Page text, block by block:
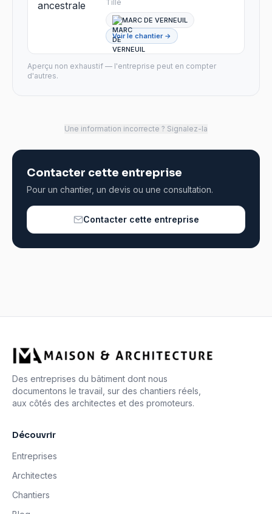
Tillé
MARC DE VERNEUIL
Voir le chantier →
Aperçu non exhaustif — l'entreprise peut en compter
d'autres.
Une information incorrecte ? Signalez-la
Contacter cette entreprise
Pour un chantier, un devis ou une consultation.
Contacter cette entreprise
Des entreprises du bâtiment dont nous
documentons le travail, sur des chantiers réels,
aux côtés des architectes et des promoteurs.
Découvrir
Entreprises
Architectes
Chantiers